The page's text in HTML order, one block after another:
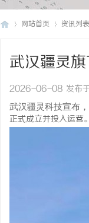
网站首页 资讯列表
武汉疆灵
人机足球
2026-06-08 发布
武汉疆灵科技宣布
正式成立并投入运营